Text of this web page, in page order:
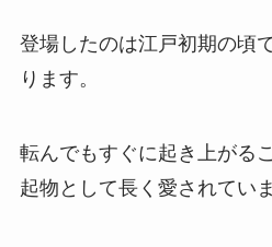
登場したのは江戸初期の頃
ります。
転んでもすぐに起き上がる
起物として長く愛されていま